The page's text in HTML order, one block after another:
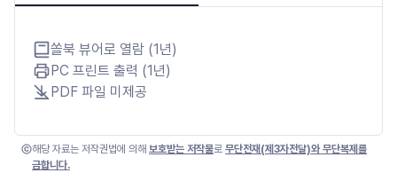
쏠북 뷰어로 열람 (1년)
PC 프린트 출력 (1년)
PDF 파일 미제공
해당 자료는 저작권법에 의해 보호받는 저작물로 무단전재(제3자전달)와 무단복제를
금합니다.